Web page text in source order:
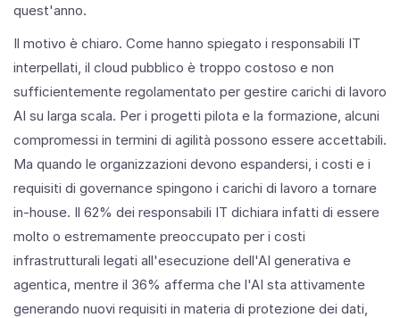
quest'anno.
Il motivo è chiaro. Come hanno spiegato i responsabili IT
interpellati, il cloud pubblico è troppo costoso e non
sufficientemente regolamentato per gestire carichi di lavoro
AI su larga scala. Per i progetti pilota e la formazione, alcuni
compromessi in termini di agilità possono essere accettabili.
Ma quando le organizzazioni devono espandersi, i costi e i
requisiti di governance spingono i carichi di lavoro a tornare
in-house. Il 62% dei responsabili IT dichiara infatti di essere
molto o estremamente preoccupato per i costi
infrastrutturali legati all'esecuzione dell'AI generativa e
agentica, mentre il 36% afferma che l'AI sta attivamente
generando nuovi requisiti in materia di protezione dei dati,